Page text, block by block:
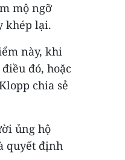
mộ ngỡ
khép lại.
này, khi
đó, hoặc
chia sẻ
ủng hộ
quyết định